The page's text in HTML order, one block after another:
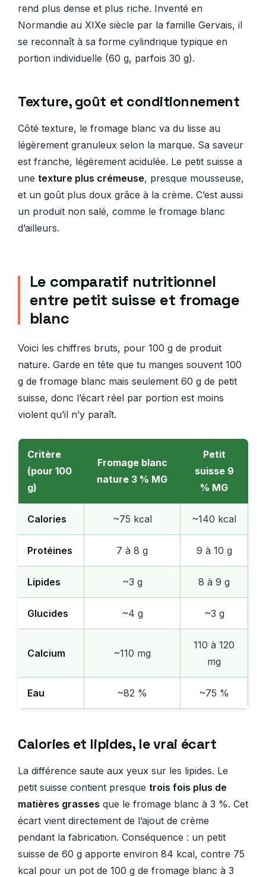
rend plus dense et plus riche. Inventé en
Normandie au XIXe siècle par la famille Gervais, il
se reconnaît à sa forme cylindrique typique en
portion individuelle (60 g, parfois 30 g).
Texture, goût et conditionnement
Côté texture, le fromage blanc va du lisse au
légèrement granuleux selon la marque. Sa saveur
est franche, légèrement acidulée. Le petit suisse a
une texture plus crémeuse, presque mousseuse,
et un goût plus doux grâce à la crème. C’est aussi
un produit non salé, comme le fromage blanc
d’ailleurs.
Le comparatif nutritionnel
entre petit suisse et fromage
blanc
Voici les chiffres bruts, pour 100 g de produit
nature. Garde en tête que tu manges souvent 100
g de fromage blanc mais seulement 60 g de petit
suisse, donc l’écart réel par portion est moins
violent qu’il n’y paraît.
Critère
(pour 100
g)
Fromage blanc
nature 3 % MG
Petit
suisse 9
% MG
Calories ~75 kcal ~140 kcal
Protéines 7 à 8 g 9 à 10 g
Lipides ~3 g 8 à 9 g
Glucides ~4 g ~3 g
Calcium ~110 mg
110 à 120
mg
Eau ~82 % ~75 %
Calories et lipides, le vrai écart
La différence saute aux yeux sur les lipides. Le
petit suisse contient presque trois fois plus de
matières grasses que le fromage blanc à 3 %. Cet
écart vient directement de l’ajout de crème
pendant la fabrication. Conséquence : un petit
suisse de 60 g apporte environ 84 kcal, contre 75
kcal pour un pot de 100 g de fromage blanc à 3